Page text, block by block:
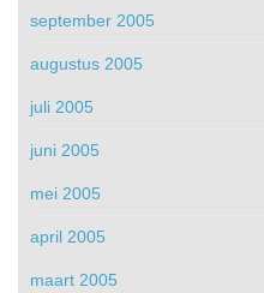
september 2005
augustus 2005
juli 2005
juni 2005
mei 2005
april 2005
maart 2005